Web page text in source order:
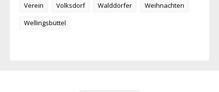
Verein
Volksdorf Walddörfer
Weihnachten
Wellingsbüttel